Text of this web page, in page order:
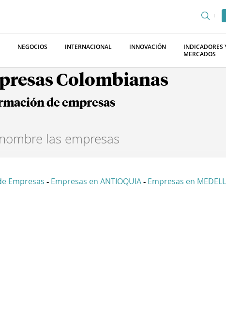
NEGOCIOS INTERNACIONAL INNOVACIÓN
INDICADORES
MERCADOS
Colombianas
de empresas
Empresas - Empresas en ANTIOQUIA - Empresas en